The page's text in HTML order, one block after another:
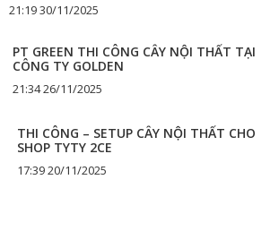
21:19 30/11/2025
PT GREEN THI CÔNG CÂY NỘI THẤT TẠI
CÔNG TY GOLDEN
21:34 26/11/2025
THI CÔNG – SETUP CÂY NỘI THẤT CHO
SHOP TYTY 2CE
17:39 20/11/2025